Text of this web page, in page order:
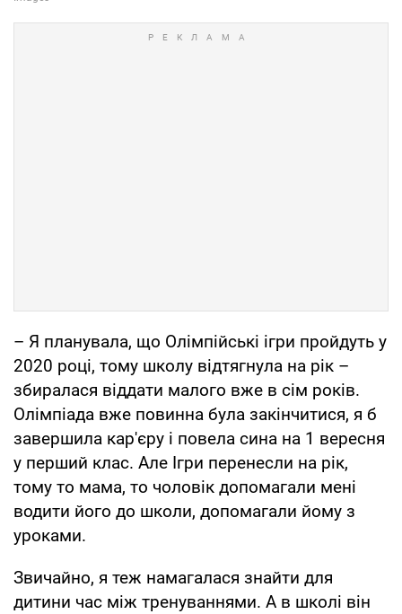
– Я планувала, що Олімпійські ігри пройдуть у
2020 році, тому школу відтягнула на рік –
збиралася віддати малого вже в сім років.
Олімпіада вже повинна була закінчитися, я б
завершила кар'єру і повела сина на 1 вересня
у перший клас. Але Ігри перенесли на рік,
тому то мама, то чоловік допомагали мені
водити його до школи, допомагали йому з
уроками.
Звичайно, я теж намагалася знайти для
дитини час між тренуваннями. А в школі він